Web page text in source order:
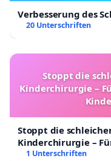
Verbesserung des
20 Unterschriften
Stoppt die
Kinderchirurgie –
Stoppt die
Kinderchirurgie –
Kinder in
1 Unterschriften